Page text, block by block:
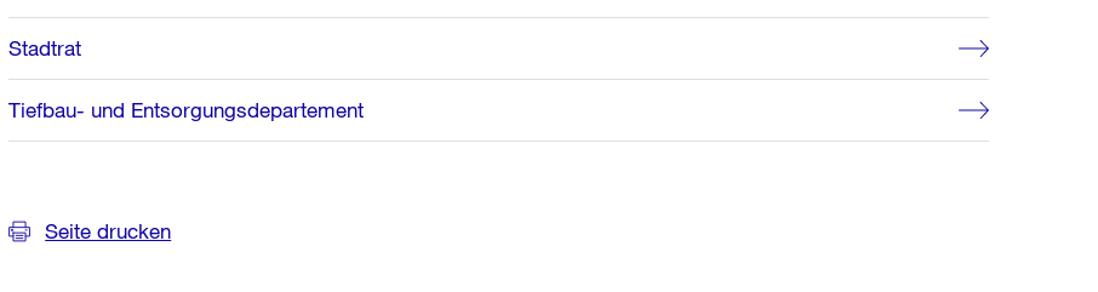
Stadtrat
Tiefbau- und Entsorgungsdepartement
Seite drucken